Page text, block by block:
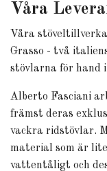
Våra
Våra
Grasso - två
stövlarna för hand
Alberto Fasciani
främst deras
vackra ridstövlar.
material som är
vattentåligt och